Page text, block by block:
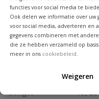
functies voor social media te
Ook delen we informatie over uw
voor social media, adverteren en
gegevens combineren met
die ze hebben verzameld op
meer in ons cookiebeleid
Weigeren
Geschikt voor
boven de grond
ja
Geschikt voor
Lengte 15,